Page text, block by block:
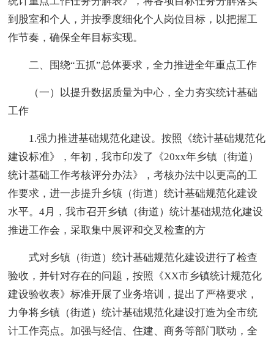
到股室和个人，并按季度细化个人岗位目标，以把握工
作节奏，确保全年目标实现。
二、围绕“五抓”总体要求，全力推进全年重点工作
（一）以提升数据质量为中心，全力夯实统计基础
工作
1.强力推进基础规范化建设。按照《统计基础规范化
建设标准》，年初，我市印发了《20xx年乡镇（街道）
统计基础工作考核评分办法》，考核办法中以更高的工
作要求，进一步提升乡镇（街道）统计基础规范化建设
水平。4月，我市召开乡镇（街道）统计基础规范化建设
推进工作会，采取集中展评和交叉检查的方
式对乡镇（街道）统计基础规范化建设进行了检查
验收，并针对存在的问题，按照《XX市乡镇统计规范化
建设验收表》标准开展了业务培训，提出了严格要求，
力争将乡镇（街道）统计基础规范化建设打造为全市统
计工作亮点。加强与经信、住建、商务等部门联动，全